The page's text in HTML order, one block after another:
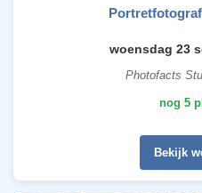
woensdag 23
Photofacts
nog 5
Bekijk